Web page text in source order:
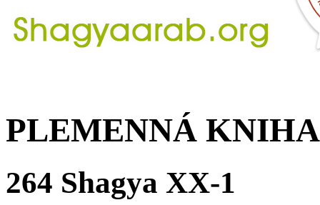
PLEMENNÁ
264 Shagya XX-1